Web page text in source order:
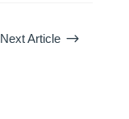
Next Article $